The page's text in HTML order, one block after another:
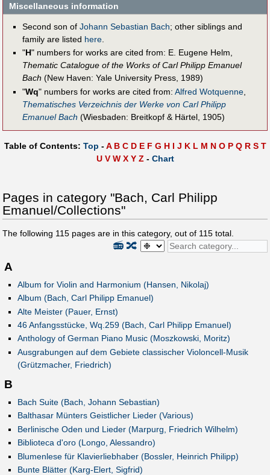
Miscellaneous information
Second son of Johann Sebastian Bach; other siblings and
family are listed here.
"H" numbers for works are cited from: E. Eugene Helm,
Thematic Catalogue of the Works of Carl Philipp Emanuel
Bach (New Haven: Yale University Press, 1989)
"Wq" numbers for works are cited from: Alfred Wotquenne,
Thematisches Verzeichnis der Werke von Carl Philipp
Emanuel Bach (Wiesbaden: Breitkopf & Härtel, 1905)
Table of Contents: Top -A B C D E F G H I J K L M N O P Q R S T
U V W X Y Z - Chart
Pages in category "Bach, Carl Philipp
Emanuel/Collections"
The following 115 pages are in this category, out of 115 total.
🔀
📻
A
Album for Violin and Harmonium (Hansen, Nikolaj)
Album (Bach, Carl Philipp Emanuel)
Alte Meister (Pauer, Ernst)
46 Anfangsstücke, Wq.259 (Bach, Carl Philipp Emanuel)
Anthology of German Piano Music (Moszkowski, Moritz)
Ausgrabungen auf dem Gebiete classischer Violoncell-Musik
(Grützmacher, Friedrich)
B
Bach Suite (Bach, Johann Sebastian)
Balthasar Münters Geistlicher Lieder (Various)
Berlinische Oden und Lieder (Marpurg, Friedrich Wilhelm)
Biblioteca d'oro (Longo, Alessandro)
Blumenlese für Klavierliebhaber (Bossler, Heinrich Philipp)
Bunte Blätter (Karg-Elert, Sigfrid)